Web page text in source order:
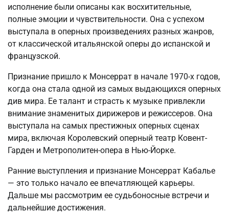
исполнение были описаны как восхитительные,
полные эмоции и чувствительности. Она с успехом
выступала в оперных произведениях разных жанров,
от классической итальянской оперы до испанской и
французской.
Признание пришло к Монсеррат в начале 1970-х годов,
когда она стала одной из самых выдающихся оперных
див мира. Ее талант и страсть к музыке привлекли
внимание знаменитых дирижеров и режиссеров. Она
выступала на самых престижных оперных сценах
мира, включая Королевский оперный театр Ковент-
Гарден и Метрополитен-опера в Нью-Йорке.
Ранние выступления и признание Монсеррат Кабалье
— это только начало ее впечатляющей карьеры.
Дальше мы рассмотрим ее судьбоносные встречи и
дальнейшие достижения.